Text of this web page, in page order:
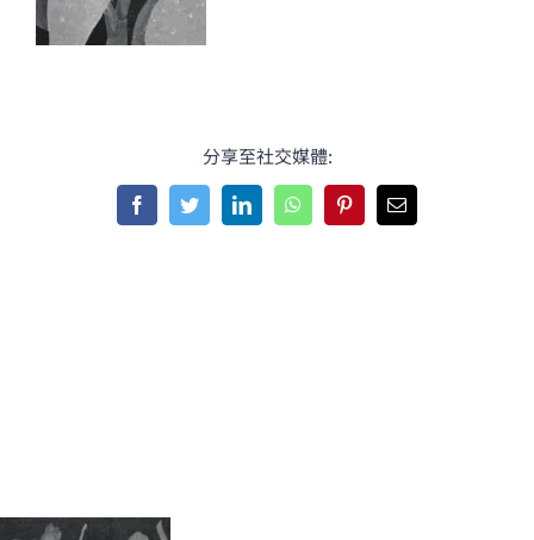
分享至社交媒體:
FacebookTwitterLinkedInWhatsAppPinterestEmail